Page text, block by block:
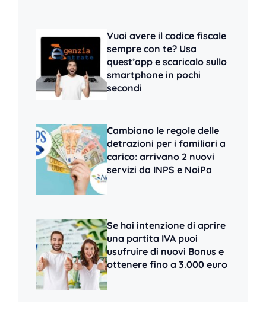
Vuoi avere il codice fiscale
sempre con te? Usa
quest’app e scaricalo sullo
smartphone in pochi
secondi
Cambiano le regole delle
detrazioni per i familiari a
carico: arrivano 2 nuovi
servizi da INPS e NoiPa
Se hai intenzione di aprire
una partita IVA puoi
usufruire di nuovi Bonus e
ottenere fino a 3.000 euro